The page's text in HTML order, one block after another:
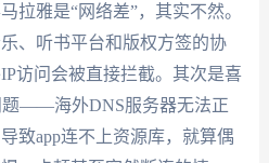
拉雅是“网络差”，其实不然。
、听书平台和版权方签的协
访问会被直接拦截。其次是喜
题——海外DNS服务器无法正
致app连不上资源库，就算偶